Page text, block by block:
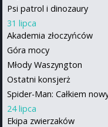
Psi patrol i dinozaury
31 lipca
Akademia złoczyńców
Góra mocy
Młody Waszyngton
Ostatni konsjerż
Spider-Man: Całkiem
24 lipca
Ekipa zwierzaków